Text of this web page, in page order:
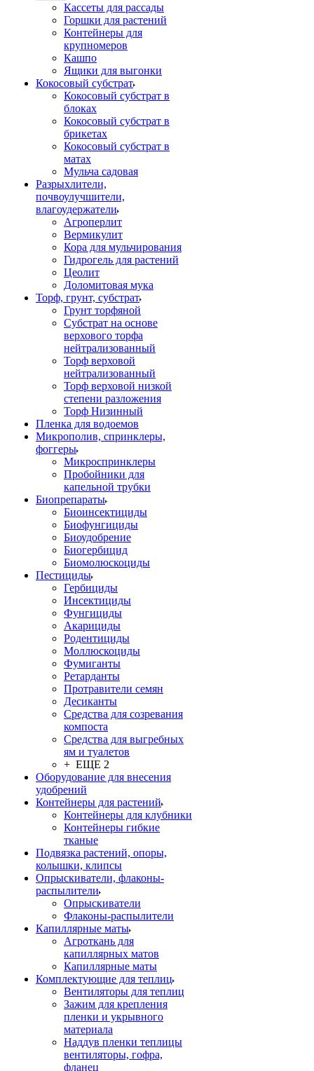
Кассеты для рассады
Горшки для растений
Контейнеры для
крупномеров
Кашпо
Ящики для выгонки
Кокосовый субстрат
Кокосовый субстрат в
блоках
Кокосовый субстрат в
брикетах
Кокосовый субстрат в
матах
Мульча садовая
Разрыхлители,
почвоулучшители,
влагоудержатели
Агроперлит
Вермикулит
Кора для мульчирования
Гидрогель для растений
Цеолит
Доломитовая мука
Торф, грунт, субстрат
Грунт торфяной
Субстрат на основе
верхового торфа
нейтрализованный
Торф верховой
нейтрализованный
Торф верховой низкой
степени разложения
Торф Низинный
Пленка для водоемов
Микрополив, спринклеры,
фоггеры
Микроспринклеры
Пробойники для
капельной трубки
Биопрепараты
Биоинсектициды
Биофунгициды
Биоудобрение
Биогербицид
Биомолюскоциды
Пестициды
Гербициды
Инсектициды
Фунгициды
Акарициды
Родентициды
Моллюскоциды
Фумиганты
Ретарданты
Протравители семян
Десиканты
Средства для созревания
компоста
Средства для выгребных
ям и туалетов
+ ЕЩЕ 2
Оборудование для внесения
удобрений
Контейнеры для растений
Контейнеры для клубники
Контейнеры гибкие
тканые
Подвязка растений, опоры,
колышки, клипсы
Опрыскиватели, флаконы-
распылители
Опрыскиватели
Флаконы-распылители
Капиллярные маты
Агроткань для
капиллярных матов
Капиллярные маты
Комплектующие для теплиц
Вентиляторы для теплиц
Зажим для крепления
пленки и укрывного
материала
Наддув пленки теплицы
вентиляторы, гофра,
фланец